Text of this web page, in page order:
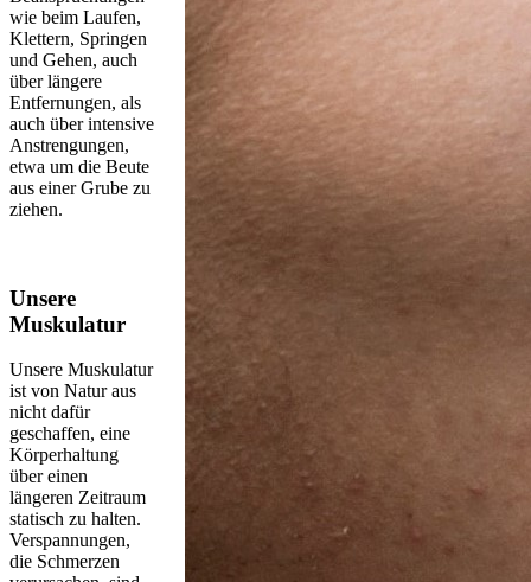
wie beim Laufen,
Klettern, Springen
und Gehen, auch
über längere
Entfernungen, als
auch über intensive
Anstrengungen,
etwa um die Beute
aus einer Grube zu
ziehen.
Unsere
Muskulatur
Unsere Muskulatur
ist von Natur aus
nicht dafür
geschaffen, eine
Körperhaltung
über einen
längeren Zeitraum
statisch zu halten.
Verspannungen,
die Schmerzen